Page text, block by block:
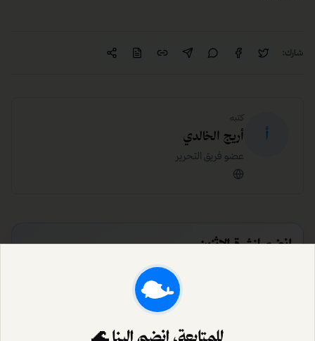
شارك:
أ
كتبه
أريج الخالدي
عضو فريق التحرير
انضم لنشرة الاثنين
للمتابعة، انضم إلينا 🌊